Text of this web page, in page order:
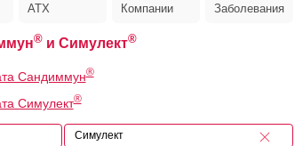
АТХ Компании Заболевания
®и Симулект®
Сандиммун®
Симулект®